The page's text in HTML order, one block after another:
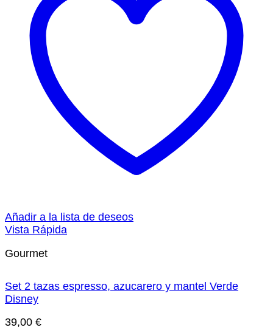
Añadir a la lista de deseos
Vista Rápida
Gourmet
Set 2 tazas espresso, azucarero y mantel Verde
Disney
39,00 €